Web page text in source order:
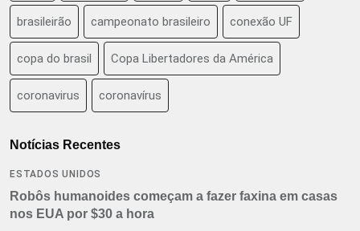
brasileirão campeonato brasileiro conexão UF
copa do brasil Copa Libertadores da América
coronavirus coronavírus
Notícias Recentes
ESTADOS UNIDOS
Robôs humanoides começam a fazer faxina em casas
nos EUA por $30 a hora